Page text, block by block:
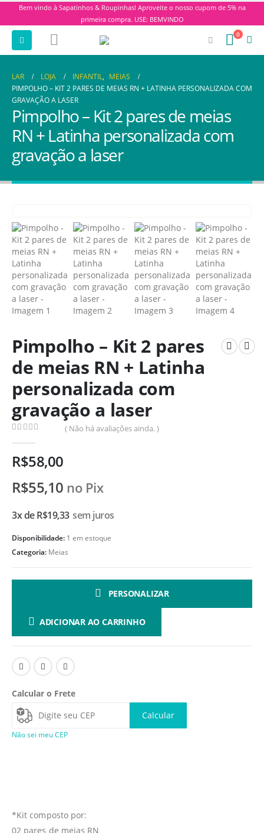
Bem vindo à Sapatinhos & Roupinhas! Aproveite o nosso cupom de 5% na
primeira compra. USE: BEMVINDO
0
LAR LOJA INFANTIL, MEIAS
PIMPOLHO – KIT 2 PARES DE MEIAS RN + LATINHA PERSONALIZADA COM
GRAVAÇÃO A LASER
Pimpolho – Kit 2 pares de meias
RN + Latinha personalizada com
gravação a laser
Pimpolho – Kit 2 pares
de meias RN + Latinha
personalizada com
gravação a laser
( Não há avaliações ainda. )
R$58,00
R$55,10 no Pix
3x deR$19,33 sem juros
Disponibilidade: 1 em estoque
Categoria: Meias
PERSONALIZAR
ADICIONAR AO CARRINHO
Calcular o Frete
Calcular
Não sei meu CEP
*Kit composto por:
02 pares de meias RN